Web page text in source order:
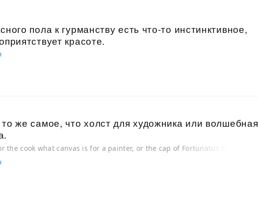
пола к гурманству есть что-то инстинктивное,
красоте.
же самое, что холст для художника или волшебная
the cook what canvas is for a painter, or the cap of Fortunatus for a